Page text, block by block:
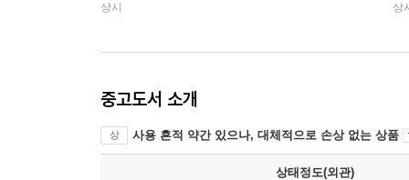
상시 상
중고도서 소개
상 사용 흔적 약간 있으나, 대체적으로 손상 없는 상품
상태정도(외관)